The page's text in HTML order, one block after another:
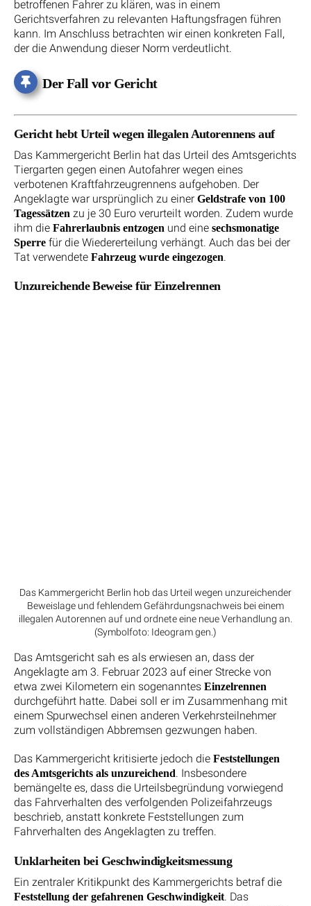
betroffenen Fahrer zu klären, was in einem
Gerichtsverfahren zu relevanten Haftungsfragen führen
kann. Im Anschluss betrachten wir einen konkreten Fall,
der die Anwendung dieser Norm verdeutlicht.
Der Fall vor Gericht
Gericht hebt Urteil wegen illegalen Autorennens auf
Das Kammergericht Berlin hat das Urteil des Amtsgerichts
Tiergarten gegen einen Autofahrer wegen eines
verbotenen Kraftfahrzeugrennens aufgehoben. Der
Angeklagte war ursprünglich zu einer Geldstrafe von 100
Tagessätzen zu je 30 Euro verurteilt worden. Zudem wurde
ihm die Fahrerlaubnis entzogen und eine sechsmonatige
Sperre für die Wiedererteilung verhängt. Auch das bei der
Tat verwendete Fahrzeug wurde eingezogen.
Unzureichende Beweise für Einzelrennen
Das Kammergericht Berlin hob das Urteil wegen unzureichender
Beweislage und fehlendem Gefährdungsnachweis bei einem
illegalen Autorennen auf und ordnete eine neue Verhandlung an.
(Symbolfoto: Ideogram gen.)
Das Amtsgericht sah es als erwiesen an, dass der
Angeklagte am 3. Februar 2023 auf einer Strecke von
etwa zwei Kilometern ein sogenanntes Einzelrennen
durchgeführt hatte. Dabei soll er im Zusammenhang mit
einem Spurwechsel einen anderen Verkehrsteilnehmer
zum vollständigen Abbremsen gezwungen haben.
Das Kammergericht kritisierte jedoch die Feststellungen
des Amtsgerichts als unzureichend. Insbesondere
bemängelte es, dass die Urteilsbegründung vorwiegend
das Fahrverhalten des verfolgenden Polizeifahrzeugs
beschrieb, anstatt konkrete Feststellungen zum
Fahrverhalten des Angeklagten zu treffen.
Unklarheiten bei Geschwindigkeitsmessung
Ein zentraler Kritikpunkt des Kammergerichts betraf die
Feststellung der gefahrenen Geschwindigkeit. Das